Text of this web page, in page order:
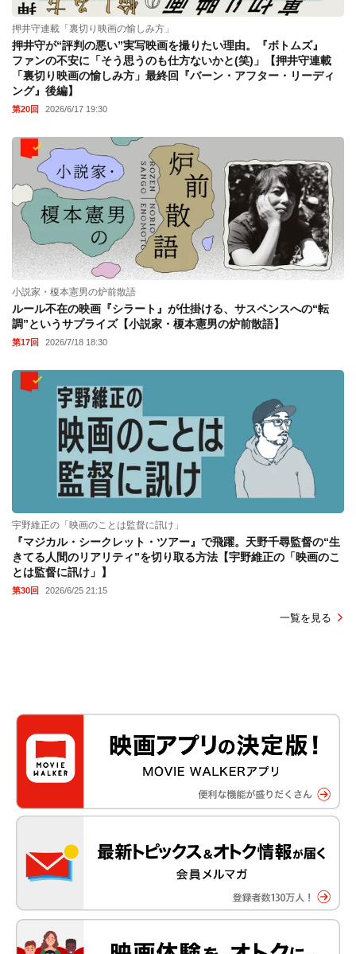
押井守連載「裏切り映画の愉しみ方」
押井守が“評判の悪い”実写映画を撮りたい理由。『ボトムズ』
ファンの不安に「そう思うのも仕方ないかと(笑)」【押井守連載
「裏切り映画の愉しみ方」最終回『バーン・アフター・リーディ
ング』後編】
第20回 2026/6/17 19:30
小説家・榎本憲男の炉前散語
ルール不在の映画『シラート』が仕掛ける、サスペンスへの“転
調”というサプライズ【小説家・榎本憲男の炉前散語】
第17回 2026/7/18 18:30
宇野維正の「映画のことは監督に訊け」
『マジカル・シークレット・ツアー』で飛躍。天野千尋監督の“生
きてる人間のリアリティ”を切り取る方法【宇野維正の「映画のこ
とは監督に訊け」】
第30回 2026/6/25 21:15
一覧を見る